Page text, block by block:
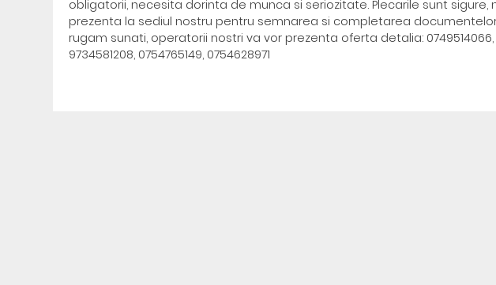
obligatorii, necesita dorinta de munca si seriozitate. Plecarile sunt
prezenta la sediul nostru pentru semnarea si completarea
rugam sunati, operatorii nostri va vor prezenta oferta detalia: 0749514066,
9734581208, 0754765149, 0754628971